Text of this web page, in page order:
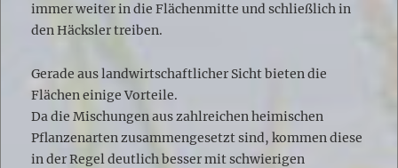
immer weiter in die Flächenmitte und schließlich in
den Häcksler treiben.
Gerade aus landwirtschaftlicher Sicht bieten die
Flächen einige Vorteile.
Da die Mischungen aus zahlreichen heimischen
Pflanzenarten zusammengesetzt sind, kommen diese
in der Regel deutlich besser mit schwierigen